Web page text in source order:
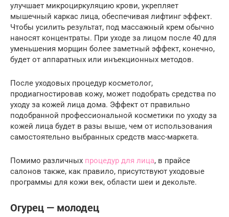
улучшает микроциркуляцию крови, укрепляет
мышечный каркас лица, обеспечивая лифтинг эффект.
Чтобы усилить результат, под массажный крем обычно
наносят концентраты. При уходе за лицом после 40 для
уменьшения морщин более заметный эффект, конечно,
будет от аппаратных или инъекционных методов.
После уходовых процедур косметолог,
продиагностировав кожу, может подобрать средства по
уходу за кожей лица дома. Эффект от правильно
подобранной профессиональной косметики по уходу за
кожей лица будет в разы выше, чем от использования
самостоятельно выбранных средств масс-маркета.
Помимо различных процедур для лица, в прайсе
салонов также, как правило, присутствуют уходовые
программы для кожи век, области шеи и декольте.
Огурец — молодец